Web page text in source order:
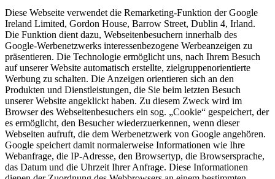
Diese Webseite verwendet die Remarketing-Funktion der Google
Ireland Limited, Gordon House, Barrow Street, Dublin 4, Irland.
Die Funktion dient dazu, Webseitenbesuchern innerhalb des
Google-Werbenetzwerks interessenbezogene Werbeanzeigen zu
präsentieren. Die Technologie ermöglicht uns, nach Ihrem Besuch
auf unserer Website automatisch erstellte, zielgruppenorientierte
Werbung zu schalten. Die Anzeigen orientieren sich an den
Produkten und Dienstleistungen, die Sie beim letzten Besuch
unserer Website angeklickt haben. Zu diesem Zweck wird im
Browser des Webseitenbesuchers ein sog. „Cookie“ gespeichert, der
es ermöglicht, den Besucher wiederzuerkennen, wenn dieser
Webseiten aufruft, die dem Werbenetzwerk von Google angehören.
Google speichert damit normalerweise Informationen wie Ihre
Webanfrage, die IP-Adresse, den Browsertyp, die Browsersprache,
das Datum und die Uhrzeit Ihrer Anfrage. Diese Informationen